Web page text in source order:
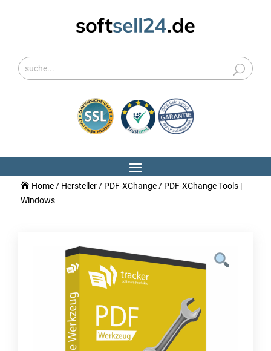
Home/ Hersteller/ PDF-XChange/ PDF-XChange Tools |
Windows